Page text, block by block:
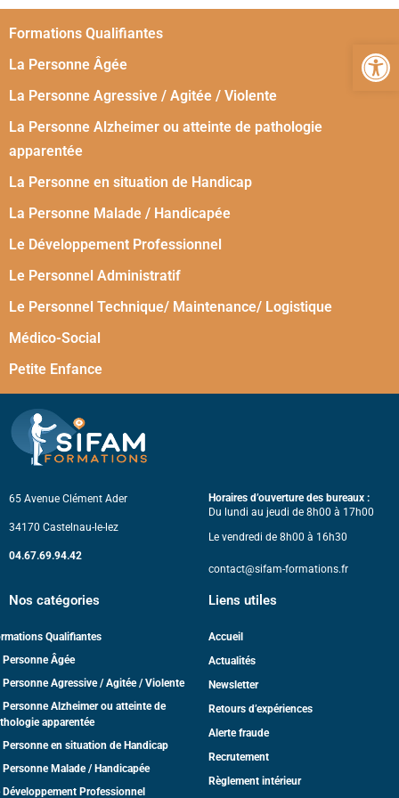
Ouvrir
Formations Qualifiantes
La Personne Âgée
La Personne Agressive / Agitée / Violente
La Personne Alzheimer ou atteinte de pathologie
apparentée
La Personne en situation de Handicap
La Personne Malade / Handicapée
Le Développement Professionnel
Le Personnel Administratif
Le Personnel Technique/ Maintenance/ Logistique
Médico-Social
Petite Enfance
65 Avenue Clément Ader
34170 Castelnau-le-lez
04.67.69.94.42
Horaires d’ouverture des bureaux :
Du lundi au jeudi de 8h00 à 17h00
Le vendredi de 8h00 à 16h30
contact@sifam-formations.fr
Nos catégories
Qualifiantes
Personne Âgée
Personne Agressive / Agitée / Violente
Personne Alzheimer ou atteinte de
apparentée
Personne en situation de Handicap
Personne Malade / Handicapée
Développement Professionnel
Liens utiles
Accueil
Actualités
Newsletter
Retours d’expériences
Alerte fraude
Recrutement
Règlement intérieur